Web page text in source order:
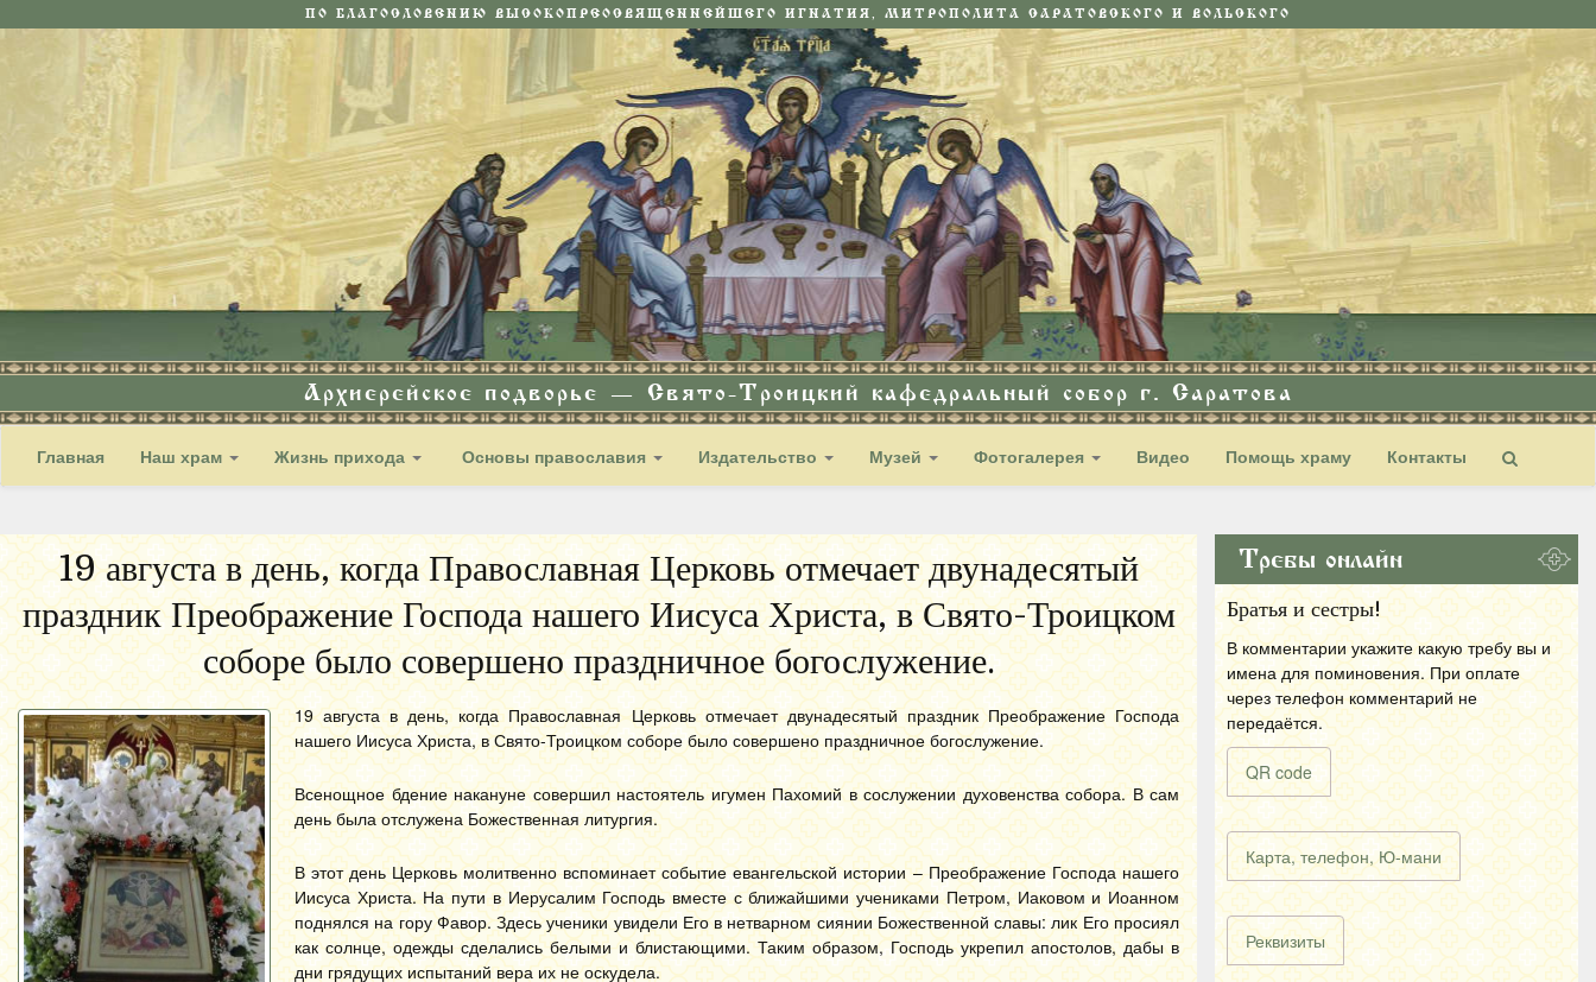
ПО БЛАГОСЛОВЕНИЮ ВЫСОКОПРЕОСВЯЩЕННЕЙШЕГО ИГНАТИЯ, МИТРОПОЛИТА САРАТОВСКОГО И ВОЛЬСКОГО
Архиерейское подворье — Свято-Троицкий кафедральный собор г. Саратова
Главная Наш храм Жизнь прихода Основы православия Издательство Музей Фотогалерея Видео Помощь храму Контакты
19 августа в день, когда Православная Церковь отмечает двунадесятый
праздник Преображение Господа нашего Иисуса Христа, в Свято-Троицком
соборе было совершено праздничное богослужение.
19 августа в день, когда Православная Церковь отмечает двунадесятый праздник Преображение Господа
нашего Иисуса Христа, в Свято-Троицком соборе было совершено праздничное богослужение.
Всенощное бдение накануне совершил настоятель игумен Пахомий в сослужении духовенства собора. В сам
день была отслужена Божественная литургия.
В этот день Церковь молитвенно вспоминает событие евангельской истории – Преображение Господа нашего
Иисуса Христа. На пути в Иерусалим Господь вместе с ближайшими учениками Петром, Иаковом и Иоанном
поднялся на гору Фавор. Здесь ученики увидели Его в нетварном сиянии Божественной славы: лик Его просиял
как солнце, одежды сделались белыми и блистающими. Таким образом, Господь укрепил апостолов, дабы в
дни грядущих испытаний вера их не оскудела.
Требы онлайн
Братья и сестры!
В комментарии укажите какую требу вы и
имена для поминовения. При оплате
через телефон комментарий не
передаётся.
QR code
Карта, телефон, Ю-мани
Реквизиты